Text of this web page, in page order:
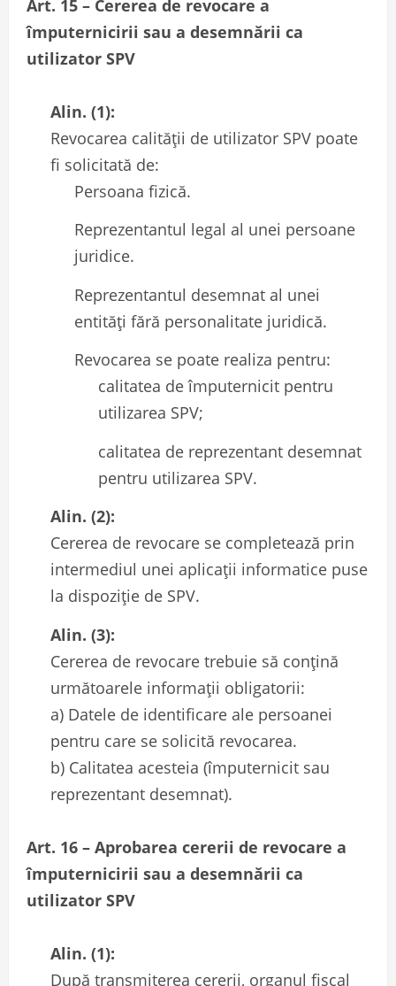
Art. 15 – Cererea de revocare a
împuternicirii sau a desemnării ca
utilizator SPV
Alin. (1):
Revocarea calității de utilizator SPV poate
fi solicitată de:
Persoana fizică.
Reprezentantul legal al unei persoane
juridice.
Reprezentantul desemnat al unei
entități fără personalitate juridică.
Revocarea se poate realiza pentru:
calitatea de împuternicit pentru
utilizarea SPV;
calitatea de reprezentant desemnat
pentru utilizarea SPV.
Alin. (2):
Cererea de revocare se completează prin
intermediul unei aplicații informatice puse
la dispoziție de SPV.
Alin. (3):
Cererea de revocare trebuie să conțină
următoarele informații obligatorii:
a) Datele de identificare ale persoanei
pentru care se solicită revocarea.
b) Calitatea acesteia (împuternicit sau
reprezentant desemnat).
Art. 16 – Aprobarea cererii de revocare a
împuternicirii sau a desemnării ca
utilizator SPV
Alin. (1):
După transmiterea cererii, organul fiscal